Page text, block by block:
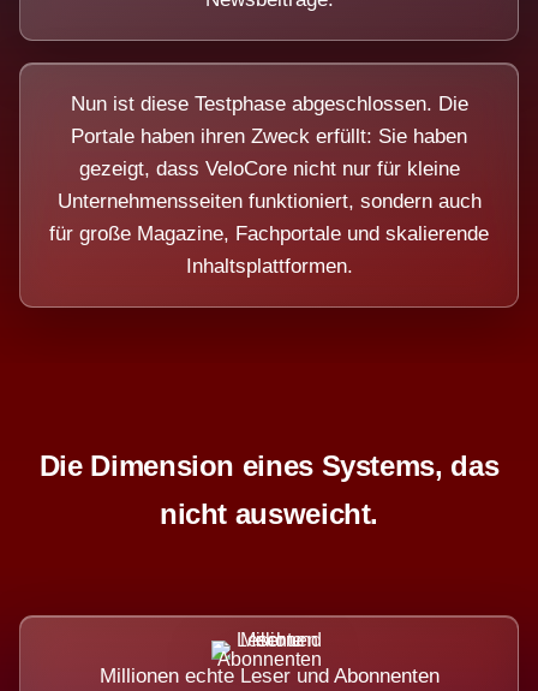
Nun ist diese Testphase abgeschlossen. Die
Portale haben ihren Zweck erfüllt: Sie haben
gezeigt, dass VeloCore nicht nur für kleine
Unternehmensseiten funktioniert, sondern auch
für große Magazine, Fachportale und skalierende
Inhaltsplattformen.
Die Dimension eines Systems, das
nicht ausweicht.
Millionen echte Leser und Abonnenten